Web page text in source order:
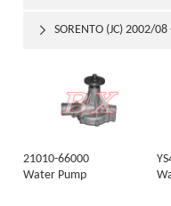
SORENTO (JC) 2002/08

21010-66000
Water Pump